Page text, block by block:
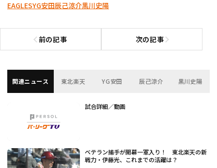
EAGLESYG安田辰己涼介黒川史陽
前の記事
前の記事へ 次の記事次の記事へ
関連ニュース 東北楽天 YG安田 辰己涼介 黒川史陽
試合詳細／動画
ベテラン捕手が開幕一軍入り！ 東北楽天の新
戦力・伊藤光、これまでの活躍は？